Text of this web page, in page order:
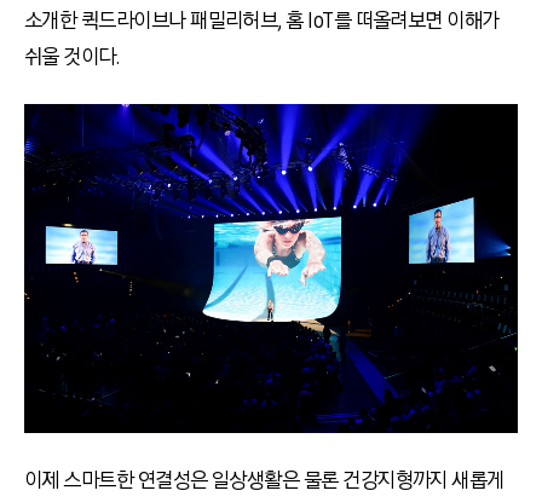
소개한 퀵드라이브나 패밀리허브, 홈 IoT를 떠올려보면 이해가
쉬울 것이다.
이제 스마트한 연결성은 일상생활은 물론 건강지형까지 새롭게